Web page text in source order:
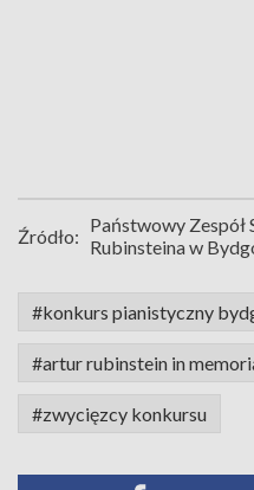
Źródło: Państwowy Zespół
Rubinsteina w
#konkurs pianistyczny
#artur rubinstein in
#zwycięzcy konkursu